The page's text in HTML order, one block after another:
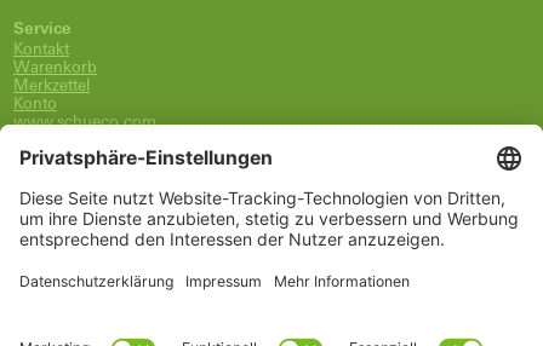
Service
Kontakt
Warenkorb
Merkzettel
Konto
www.schueco.com
0800-400-4007
Unsere Marken
Alle Marken
Schüco International KG